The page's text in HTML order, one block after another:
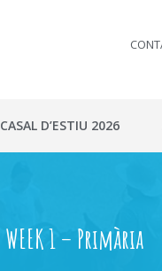
CASAL D’ESTIU 2026
WEEK 1 – Primària